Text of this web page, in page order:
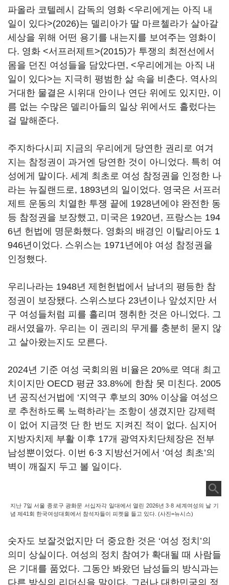
파올라 코텔레시 감독의 영화 <우리에게는 아직 내
일이 있다>(2026)는 델리아가 딸 마르첼라가 살아갈
세상을 위해 어떤 용기를 내는지를 보여주는 영화이
다. 영화 <서프러제트>(2015)가 투쟁의 최전선에서
몸을 던진 여성들을 담았다면, <우리에게는 아직 내
일이 있다>는 지극히 평범한 삶 속을 비춘다. 역사의
거대한 물결은 시위대 안이나 연단 위에도 있지만, 이
름 없는 수많은 델리아들의 일상 위에서도 흘렀다는
걸 말해준다.
주지하다시피 지금의 우리에게 당연한 권리로 여겨
지는 참정권이 과거엔 당연한 것이 아니었다. 특히 여
성에게 말이다. 세계 최초로 여성 참정권을 인정한 나
라는 뉴질랜드로, 1893년의 일이었다. 영국은 서프러
제트 운동의 치열한 투쟁 끝에 1928년에야 완전한 동
등 참정권을 보장했고, 미국은 1920년, 프랑스는 194
6년 헌법에 명문화했다. 영화의 배경인 이탈리아도 1
946년이었다. 스위스는 1971년에야 여성 참정권을
인정했다.
우리나라는 1948년 제헌헌법에서 남녀의 평등한 참
정권이 보장됐다. 스위스보다 23년이나 앞섰지만 서
구 여성들처럼 피를 흘리며 쟁취한 것은 아니었다. 그
래서였을까. 우리는 이 권리의 무게를 충분히 묻지 않
고 살아왔는지도 모른다.
2024년 기준 여성 국회의원 비율은 20%로 역대 최고
치이지만 OECD 평균 33.8%에 한참 못 미친다. 2005
년 공직선거법에 ‘지역구 후보의 30% 이상을 여성으
로 추천하도록 노력하라’는 조항이 생겼지만 강제력
이 없어 지금껏 단 한 번도 지켜진 적이 없다. 심지어
지방자치제 부활 이후 17개 광역자치단체장은 전부
남성뿐이었다. 이번 6·3 지방선거에서 ‘여성 최초’의
벽이 깨질지 두고 볼 일이다.
지난 7일 서울 종로구 광화문 서십자각 일대에서 열린 2026년 3·8 세계여성의 날 기
념 제41회 한국여성대회에서 참석자들이 피켓을 들고 있다. (사진=뉴시스)
숫자도 보잘것없지만 더 중요한 것은 ‘여성 정치’의
의미 상실이다. 여성의 정치 참여가 확대될 때 사람들
은 기대를 품었다. 그동안 봐왔던 남성들의 방식과는
다른 방식의 리더십을 말이다. 그러나 대한민국의 정